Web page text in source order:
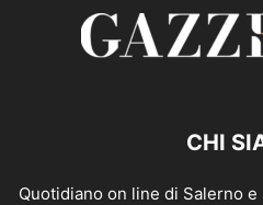
CHI
Quotidiano on line di Salerno